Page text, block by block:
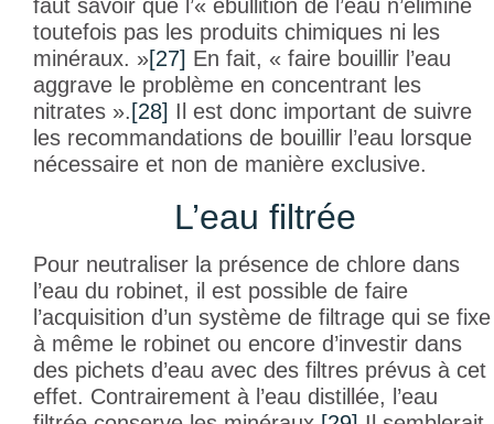
faut savoir que l’« ébullition de l’eau n’élimine
toutefois pas les produits chimiques ni les
minéraux. »[27] En fait, « faire bouillir l’eau
aggrave le problème en concentrant les
nitrates ».[28] Il est donc important de suivre
les recommandations de bouillir l’eau lorsque
nécessaire et non de manière exclusive.
L’eau filtrée
Pour neutraliser la présence de chlore dans
l’eau du robinet, il est possible de faire
l’acquisition d’un système de filtrage qui se fixe
à même le robinet ou encore d’investir dans
des pichets d’eau avec des filtres prévus à cet
effet. Contrairement à l’eau distillée, l’eau